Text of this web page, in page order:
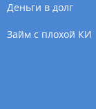
Деньги в долг
Займ с плохой КИ